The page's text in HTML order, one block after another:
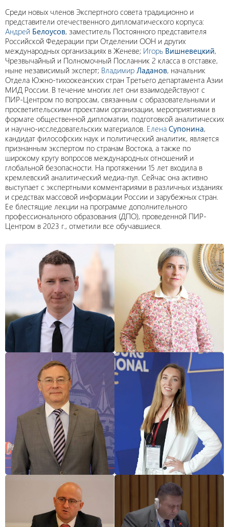
Среди новых членов Экспертного совета традиционно и
представители отечественного дипломатического корпуса:
Андрей Белоусов, заместитель Постоянного представителя
Российской Федерации при Отделении ООН и других
международных организациях в Женеве; Игорь Вишневецкий,
Чрезвычайный и Полномочный Посланник 2 класса в отставке,
ныне независимый эксперт; Владимир Ладанов, начальник
Отдела Южно-тихоокеанских стран Третьего департамента Азии
МИД России. В течение многих лет они взаимодействуют с
ПИР-Центром по вопросам, связанным с образовательными и
просветительскими проектами организации, мероприятиями в
формате общественной дипломатии, подготовкой аналитических
и научно-исследовательских материалов. Елена Супонина,
кандидат философских наук и политический аналитик, является
признанным экспертом по странам Востока, а также по
широкому кругу вопросов международных отношений и
глобальной безопасности. На протяжении 15 лет входила в
кремлевский аналитический медиа-пул. Сейчас она активно
выступает с экспертными комментариями в различных изданиях
и средствах массовой информации России и зарубежных стран.
Ее блестящие лекции на программе дополнительного
профессионального образования (ДПО), проведенной ПИР-
Центром в 2023 г., отметили все обучавшиеся.